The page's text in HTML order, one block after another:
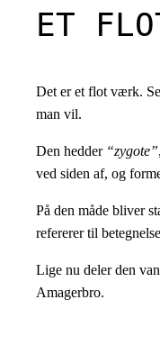
ET
Det er et flot værk.
man vil.
Den hedder “zygote”
ved siden af, og
På den måde bliver
refererer til
Lige nu deler den
Amagerbro.